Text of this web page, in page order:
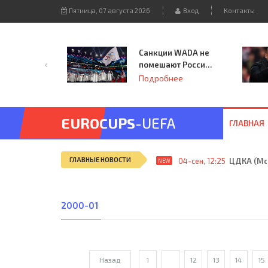
Пятница, 07 августа 2026 Вход Контакты
Санкции WADA не
помешают России
принять
Подробнее
EUROCUPS-UEFA ГЛАВНАЯ
ГЛАВНЫЕ НОВОСТИ NEW 04-сен, 12:25 ЦДКА
2000-01
Назад 1 12 13 14 15